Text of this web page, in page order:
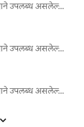
सुट्टीसाठी भाड्याने उपलब्ध असलेल्या जागा
सुट्टीसाठी भाड्याने उपलब्ध असलेल्या जागा
सुट्टीसाठी भाड्याने उपलब्ध असलेल्या जागा